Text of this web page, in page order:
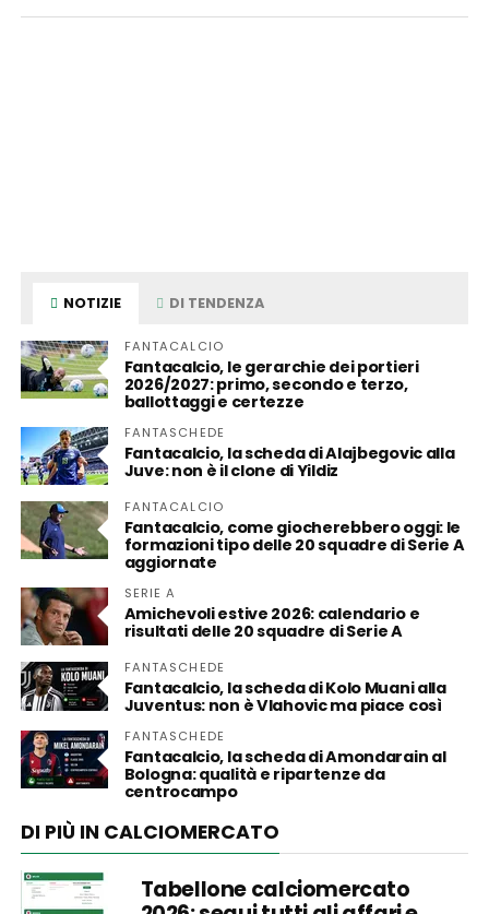
NOTIZIE DI TENDENZA
FANTACALCIO
Fantacalcio, le gerarchie dei portieri
2026/2027: primo, secondo e terzo,
ballottaggi e certezze
FANTASCHEDE
Fantacalcio, la scheda di Alajbegovic alla
Juve: non è il clone di Yildiz
FANTACALCIO
Fantacalcio, come giocherebbero oggi: le
formazioni tipo delle 20 squadre di Serie A
aggiornate
SERIE A
Amichevoli estive 2026: calendario e
risultati delle 20 squadre di Serie A
FANTASCHEDE
Fantacalcio, la scheda di Kolo Muani alla
Juventus: non è Vlahovic ma piace così
FANTASCHEDE
Fantacalcio, la scheda di Amondarain al
Bologna: qualità e ripartenze da
centrocampo
DI PIÙ IN CALCIOMERCATO
Tabellone calciomercato